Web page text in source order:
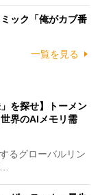
ック「俺がカブ番
一覧を見る
を探せ】トーメン
界のAIメモリ需
るグローバルリン
…